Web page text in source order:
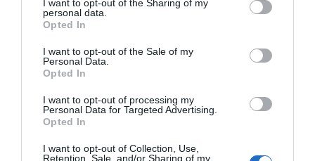
not limited to your visit or usage behaviour. You may click to
grant or deny consent to Google and its third-party tags to
use your data for below specified purposes in below Google
consent section.
I want to opt-out of the Sharing of my
personal data.
Opted In
I want to opt-out of the Sale of my
Personal Data.
Opted In
I want to opt-out of processing my
Personal Data for Targeted Advertising.
Opted In
I want to opt-out of Collection, Use,
Retention, Sale, and/or Sharing of my
επιπλέον ευκολία. Συνδυάζοντας την premium
τεχνολογία φωνής με τα εργαλεία Generative AI,
μπορούμε να ενισχύσουμε την
παραγωγικότητα, να μειώσουμε το πνευματικό
φορτίο, να εξοικονομήσουμε χρόνο και να
απελευθερώσουμε τη δημιουργικότητά μας.